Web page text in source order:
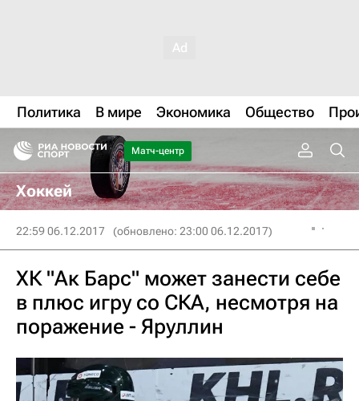
Политика В мире Экономика Общество
Матч-центр
Хоккей
22:59 06.12.2017 (обновлено: 23:00 06.12.2017)
ХК "Ак Барс" может занести себе
в плюс игру со СКА, несмотря на
поражение - Яруллин